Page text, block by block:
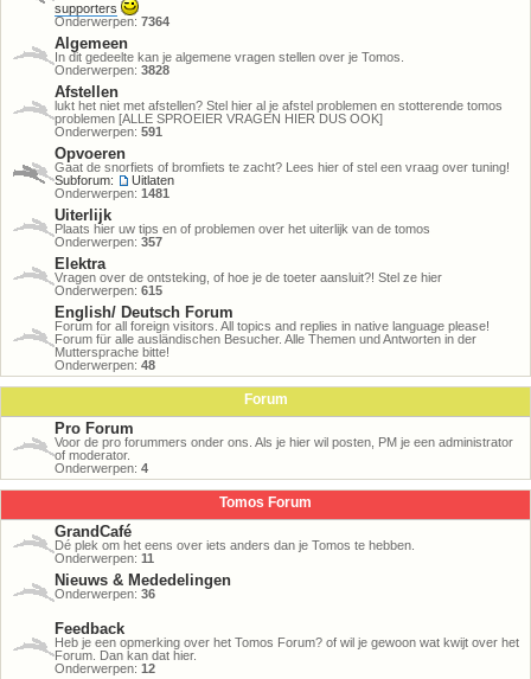
supporters
Onderwerpen: 7364
Algemeen
In dit gedeelte kan je algemene vragen stellen over je Tomos.
Onderwerpen: 3828
Afstellen
lukt het niet met afstellen? Stel hier al je afstel problemen en stotterende tomos
problemen [ALLE SPROEIER VRAGEN HIER DUS OOK]
Onderwerpen: 591
Opvoeren
Gaat de snorfiets of bromfiets te zacht? Lees hier of stel een vraag over tuning!
Subforum:
Uitlaten
Onderwerpen: 1481
Uiterlijk
Plaats hier uw tips en of problemen over het uiterlijk van de tomos
Onderwerpen: 357
Elektra
Vragen over de ontsteking, of hoe je de toeter aansluit?! Stel ze hier
Onderwerpen: 615
English/ Deutsch Forum
Forum for all foreign visitors. All topics and replies in native language please!
Forum für alle ausländischen Besucher. Alle Themen und Antworten in der
Muttersprache bitte!
Onderwerpen: 48
Forum
Pro Forum
Voor de pro forummers onder ons. Als je hier wil posten, PM je een administrator
of moderator.
Onderwerpen: 4
Tomos Forum
GrandCafé
Dé plek om het eens over iets anders dan je Tomos te hebben.
Onderwerpen: 11
Nieuws & Mededelingen
Onderwerpen: 36
Feedback
Heb je een opmerking over het Tomos Forum? of wil je gewoon wat kwijt over het
Forum. Dan kan dat hier.
Onderwerpen: 12